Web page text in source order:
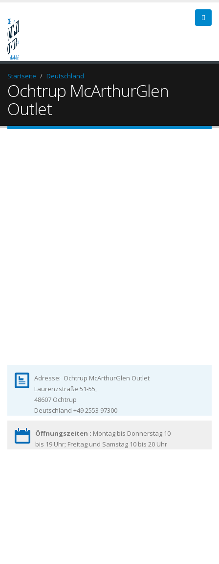
Startseite Deutschland
Ochtrup McArthurGlen
Outlet
Adresse: Ochtrup McArthurGlen Outlet
Laurenzstraße 51-55,
48607 Ochtrup
Deutschland +49 2553 97300
Öffnungszeiten : Montag bis Donnerstag 10
bis 19 Uhr; Freitag und Samstag 10 bis 20 Uhr